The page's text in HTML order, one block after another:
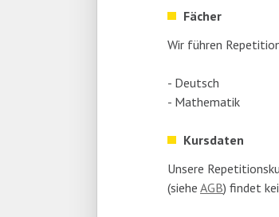
Fächer
Wir führen
- Deutsch
- Mathematik
Kursdaten
Unsere
(siehe AGB) findet